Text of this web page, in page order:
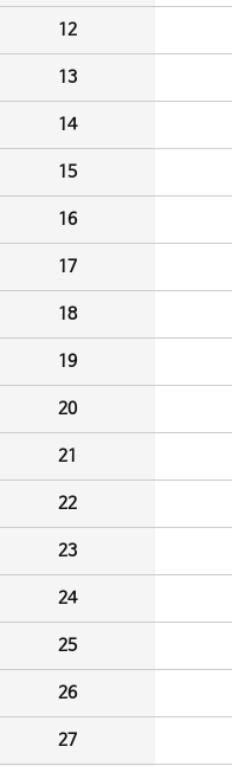
12
13
14
15
16
17
18
19
20
21
22
23
24
25
26
27